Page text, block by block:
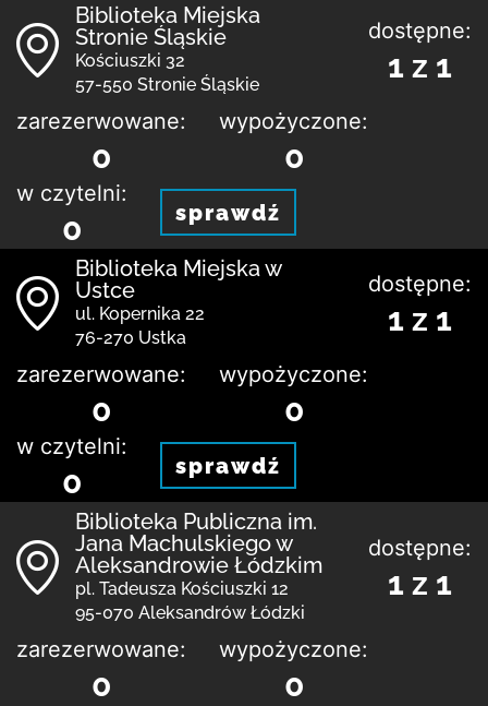
Biblioteka Miejska
Stronie Śląskie
Kościuszki 32
57-550 Stronie Śląskie
dostępne:
1 z 1
zarezerwowane:
0
wypożyczone:
0
w czytelni:
0 sprawdź
Biblioteka Miejska w
Ustce
ul. Kopernika 22
76-270 Ustka
dostępne:
1 z 1
zarezerwowane:
0
wypożyczone:
0
w czytelni:
0 sprawdź
Biblioteka Publiczna im.
Jana Machulskiego w
Aleksandrowie Łódzkim
pl. Tadeusza Kościuszki 12
95-070 Aleksandrów Łódzki
dostępne:
1 z 1
zarezerwowane:
0
wypożyczone:
0